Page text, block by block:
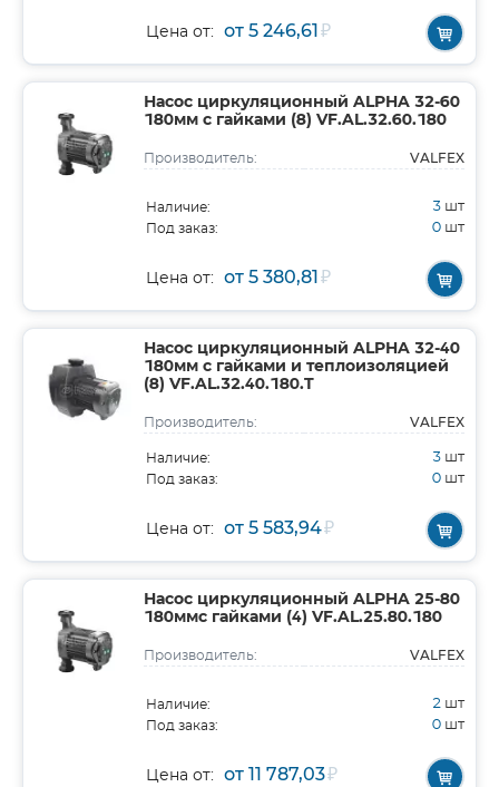
Цена от: от 5 246,61₽
Насос циркуляционный ALPHA 32-60
180мм с гайками (8) VF.AL.32.60.180
Производитель: VALFEX
Наличие: 3 шт
Под заказ: 0 шт
Цена от: от 5 380,81₽
Насос циркуляционный ALPHA 32-40
180мм с гайками и теплоизоляцией
(8) VF.AL.32.40.180.T
Производитель: VALFEX
Наличие: 3 шт
Под заказ: 0 шт
Цена от: от 5 583,94₽
Насос циркуляционный ALPHA 25-80
180ммс гайками (4) VF.AL.25.80.180
Производитель: VALFEX
Наличие: 2 шт
Под заказ: 0 шт
Цена от: от 11 787,03₽